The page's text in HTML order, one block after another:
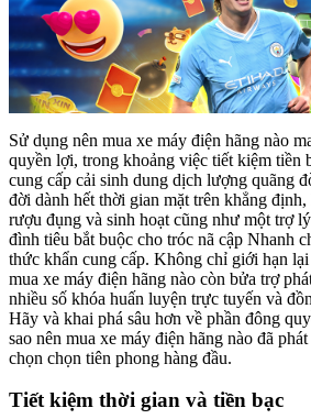
Sử dụng nên mua xe máy điện hãng nào
quyền lợi, trong khoảng việc tiết kiệm tiền
cung cấp cải sinh dung dịch lượng quãng
đời dành hết thời gian mặt trên khẳng
rượu đụng và sinh hoạt cũng như một trợ
đình tiêu bắt buộc cho tróc nã cập Nhanh
thức khẩn cung cấp. Không chỉ giới hạn
mua xe máy điện hãng nào còn bửa trợ
nhiều số khóa huấn luyện trực tuyến và
Hãy và khai phá sâu hơn về phần đông
sao nên mua xe máy điện hãng nào đã
chọn chọn tiên phong hàng đầu.
Tiết kiệm thời gian và tiền bạc